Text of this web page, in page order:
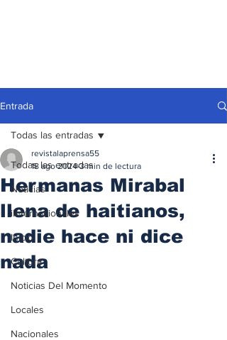
Entrada
Todas las entradas
Noticias
iInternacionales
Inicio
Cultura
Noticias Del Momento
Locales
Nacionales
Todas las entradas
Hermanas Mirabal
llena de haitianos,
nadie hace ni dice
nada
revistalaprensa55
18 ago 2024 3 min de lectura